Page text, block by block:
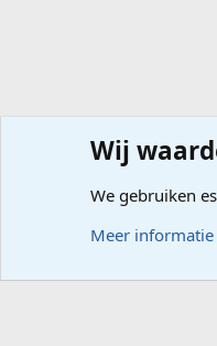
Forums
Wij
We gebruiken
Meer